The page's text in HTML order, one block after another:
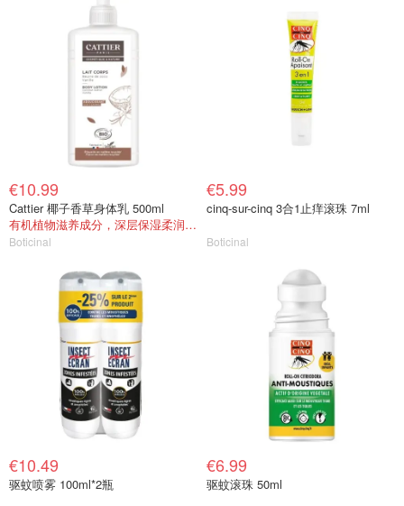
€10.99
Cattier 椰子香草身体乳 500ml
有机植物滋养成分，深层保湿柔润肌肤
Boticinal
€5.99
cinq-sur-cinq 3合1止痒滚珠 7ml
Boticinal
€10.49
驱蚊喷雾 100ml*2瓶
€6.99
驱蚊滚珠 50ml